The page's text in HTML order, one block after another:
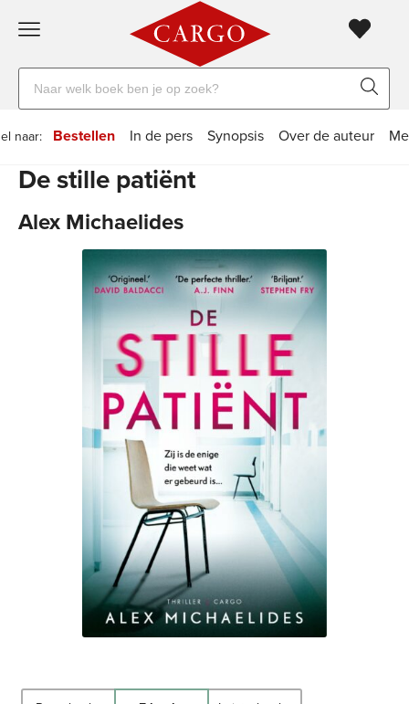
verzending20
Voor
besteld, werkdag huis
betalen
naar
boeken,
en
naar: Bestellen In de pers Synopsis Over de auteur
De stille patiënt
Alex Michaelides